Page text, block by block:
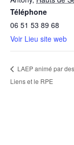
Téléphone
06 51 53 89 68
Voir Lieu site web
LAEP animé par
Liens et le RPE